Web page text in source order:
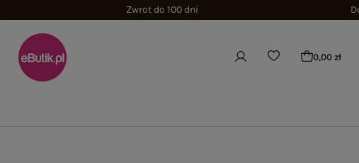
Zwrot do 100 dni
0,00 zł